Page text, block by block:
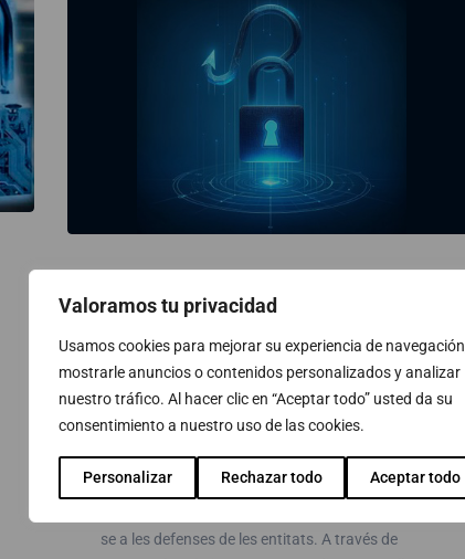
Valoramos tu privacidad
Usamos cookies para mejorar su experiencia de navegación,
mostrarle anuncios o contenidos personalizados y analizar
nuestro tráfico. Al hacer clic en “Aceptar todo” usted da su
consentimiento a nuestro uso de las cookies.
Personalizar Rechazar todo Aceptar todo
creixent: Estratègies Essencials
de Ciberseguretat
En un escenari on la digitalització dels serveis i
processos de les entitats és predominant, el
phishing s'ha convertit en una de les tàctiques
se a les defenses de les entitats. A través de